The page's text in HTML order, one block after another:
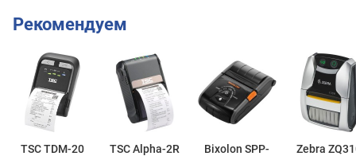
Рекомендуем
TSC TDM-20
TSC Alpha-2R
Bixolon SPP-
Zebra